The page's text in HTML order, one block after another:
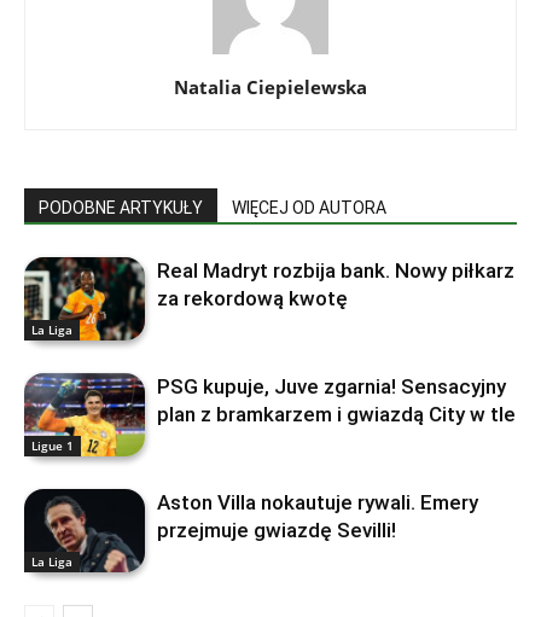
Natalia Ciepielewska
PODOBNE ARTYKUŁY WIĘCEJ OD AUTORA
La Liga
Real Madryt rozbija bank. Nowy piłkarz
za rekordową kwotę
Ligue 1
PSG kupuje, Juve zgarnia! Sensacyjny
plan z bramkarzem i gwiazdą City w tle
La Liga
Aston Villa nokautuje rywali. Emery
przejmuje gwiazdę Sevilli!